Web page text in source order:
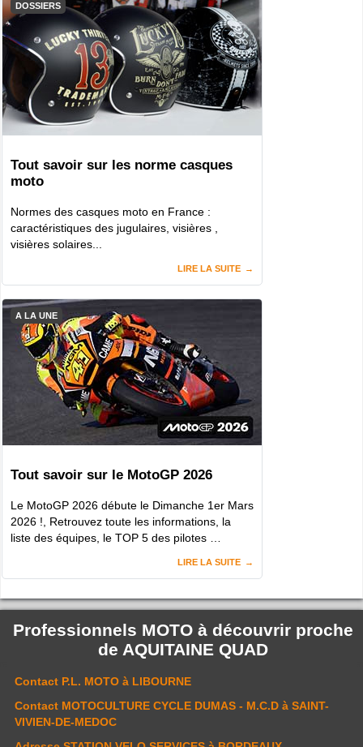
DOSSIERS
Tout savoir sur les norme casques
moto
Normes des casques moto en France :
caractéristiques des jugulaires, visières ,
visières solaires...
LIRE LA SUITE
A LA UNE
Tout savoir sur le MotoGP 2026
Le MotoGP 2026 débute le Dimanche 1er Mars
2026 !, Retrouvez toute les informations, la
liste des équipes, le TOP 5 des pilotes …
LIRE LA SUITE
Professionnels MOTO à découvrir proche
de AQUITAINE QUAD
Contact P.L. MOTO à LIBOURNE
Contact MOTOCULTURE CYCLE DUMAS - M.C.D à SAINT-
VIVIEN-DE-MEDOC